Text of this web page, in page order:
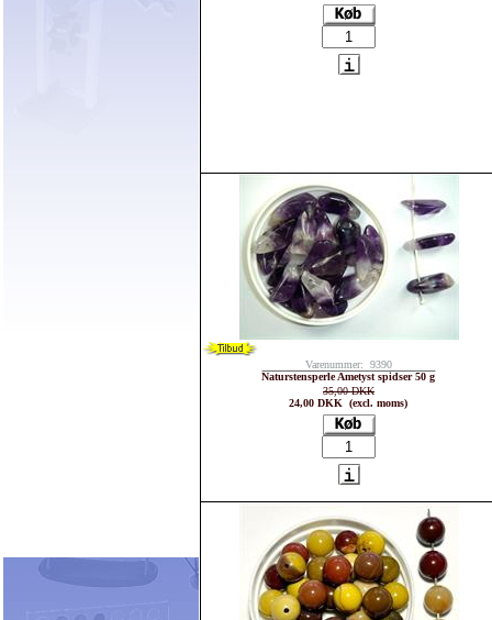
Varenummer: 9390
Naturstensperle Ametyst spidser 50 g
35,00 DKK
24,00 DKK (excl. moms)